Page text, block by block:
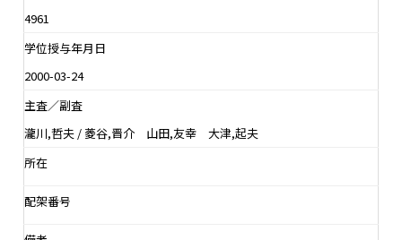
4961
学位授与年月日
2000-03-24
主査／副査
瀧川,哲夫 / 菱谷,晋介 山田,友幸 大津,起夫
所在
配架番号